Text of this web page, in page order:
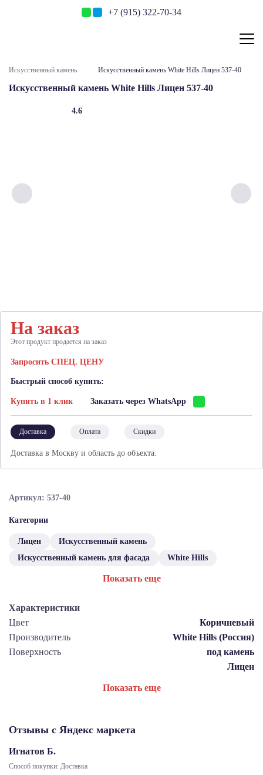
+7 (915) 322-70-34
Искусственный камень Искусственный камень White Hills Лицен 537-40
Искусственный камень White Hills Лицен 537-40
4.6
Артикул: 537-40
Категории
Лицен
Искусственный камень
Искусственный камень для фасада
White Hills
Показать еще
Характеристики
Цвет
Коричневый
Производитель
White Hills (Россия)
Поверхность
под камень
Лицен
Показать еще
На заказ
Этот продукт продается на заказ
Запросить СПЕЦ. ЦЕНУ
Быстрый способ купить:
Купить в 1 клик Заказать через WhatsApp
Доставка Оплата Скидки
Доставка в Москву и область до объекта.
Отзывы с Яндекс маркета
Игнатов Б.
Способ покупки: Доставка